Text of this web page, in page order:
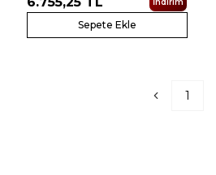
Sepete Ekle
1